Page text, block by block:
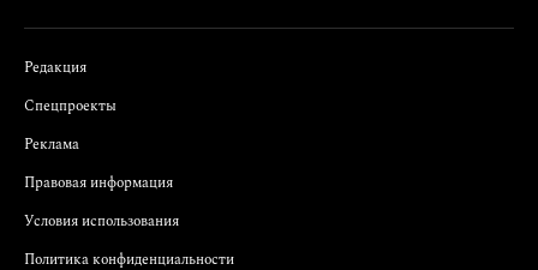
Редакция
Спецпроекты
Реклама
Правовая информация
Условия использования
Политика конфиденциальности